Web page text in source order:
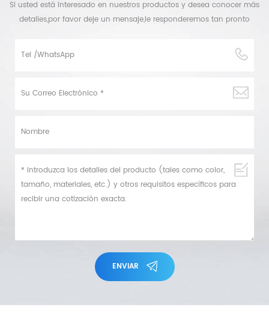
Si usted está interesado en nuestros productos y desea conocer más
detalles,por favor deje un mensaje,le responderemos tan pronto
ENVIAR